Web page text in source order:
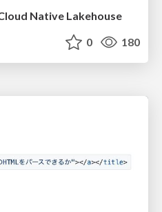
Native Lakehouse
0 180